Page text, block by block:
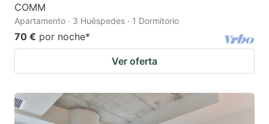
COMM
Apartamento · 3 Huéspedes · 1 Dormitorio
70 € por noche*
Ver oferta